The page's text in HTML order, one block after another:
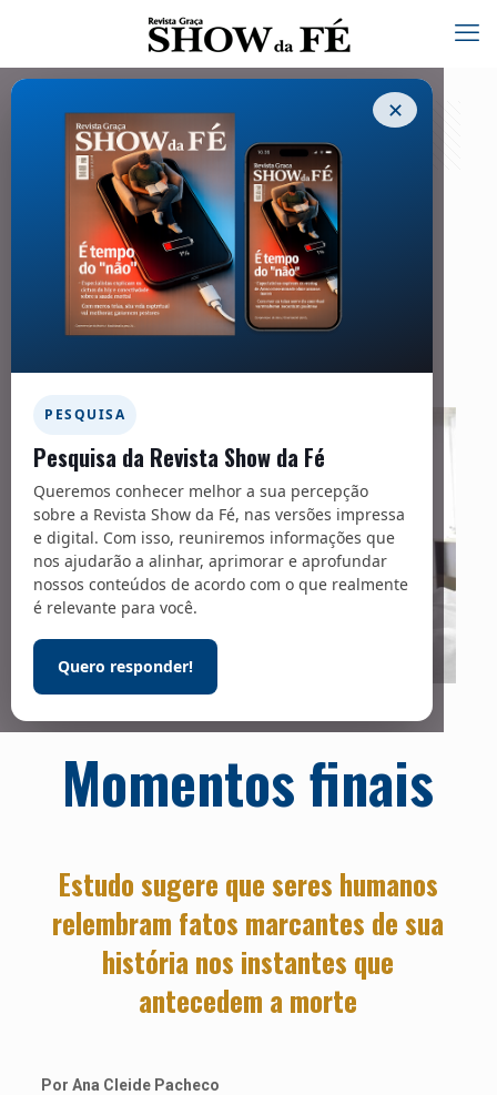
✕
PESQUISA
Pesquisa da Revista Show da Fé
Queremos conhecer melhor a sua percepção
sobre a Revista Show da Fé, nas versões impressa
e digital. Com isso, reuniremos informações que
nos ajudarão a alinhar, aprimorar e aprofundar
nossos conteúdos de acordo com o que realmente
é relevante para você.
Quero responder!
Tanatologia
18/05/2023
Facebook Twitter
Messenger
Foto: Bangkok Click Studio / Adobe Stock
Momentos finais
Estudo sugere que seres humanos
relembram fatos marcantes de sua
história nos instantes que
antecedem a morte
Por Ana Cleide Pacheco